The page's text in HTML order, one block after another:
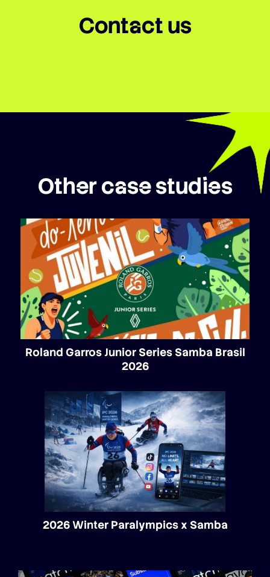
Contact us
Other case studies
Roland Garros Junior Series Samba Brasil
2026
2026 Winter Paralympics x Samba